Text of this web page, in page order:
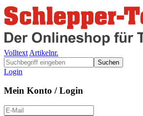
Volltext Artikelnr.
Suchen
Login
Mein Konto / Login